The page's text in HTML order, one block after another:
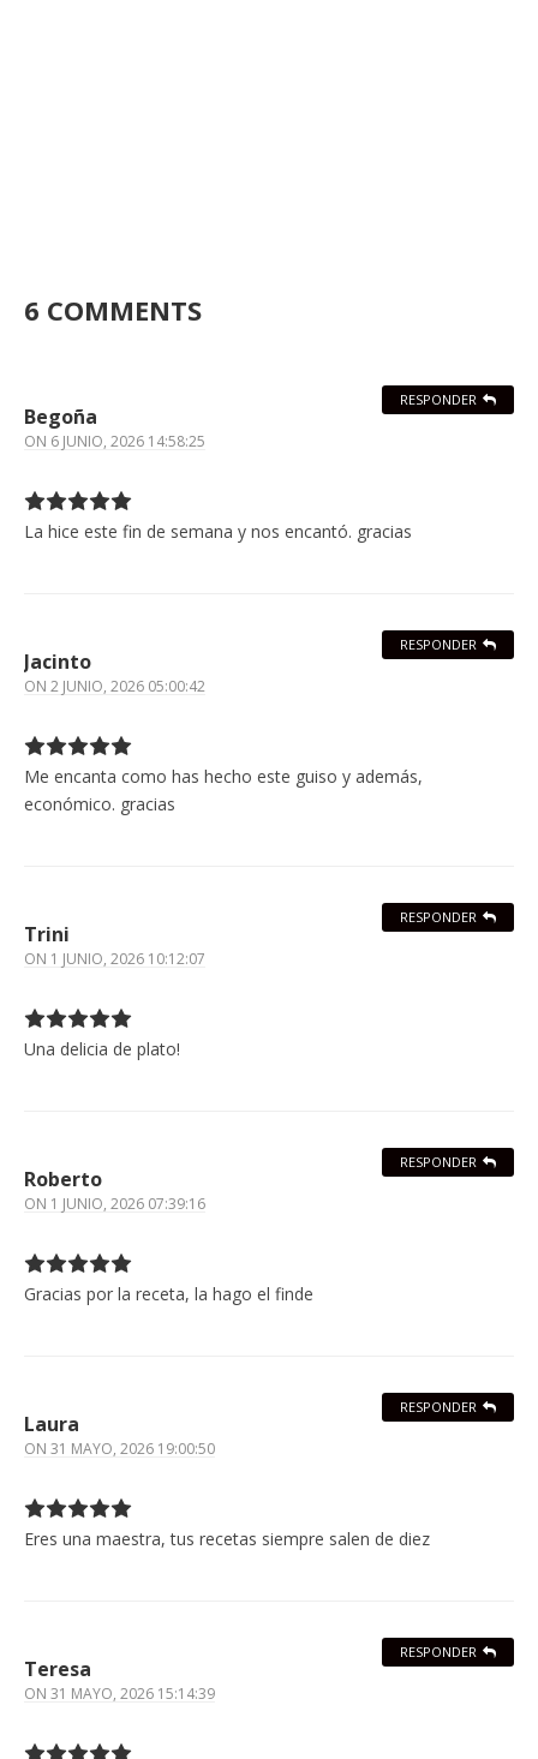
6 COMMENTS
Begoña
ON 6 JUNIO, 2026 14:58:25
La hice este fin de semana y nos encantó. gracias
RESPONDER
Jacinto
ON 2 JUNIO, 2026 05:00:42
Me encanta como has hecho este guiso y además,
económico. gracias
RESPONDER
Trini
ON 1 JUNIO, 2026 10:12:07
Una delicia de plato!
RESPONDER
Roberto
ON 1 JUNIO, 2026 07:39:16
Gracias por la receta, la hago el finde
RESPONDER
Laura
ON 31 MAYO, 2026 19:00:50
Eres una maestra, tus recetas siempre salen de diez
RESPONDER
Teresa
ON 31 MAYO, 2026 15:14:39
RESPONDER